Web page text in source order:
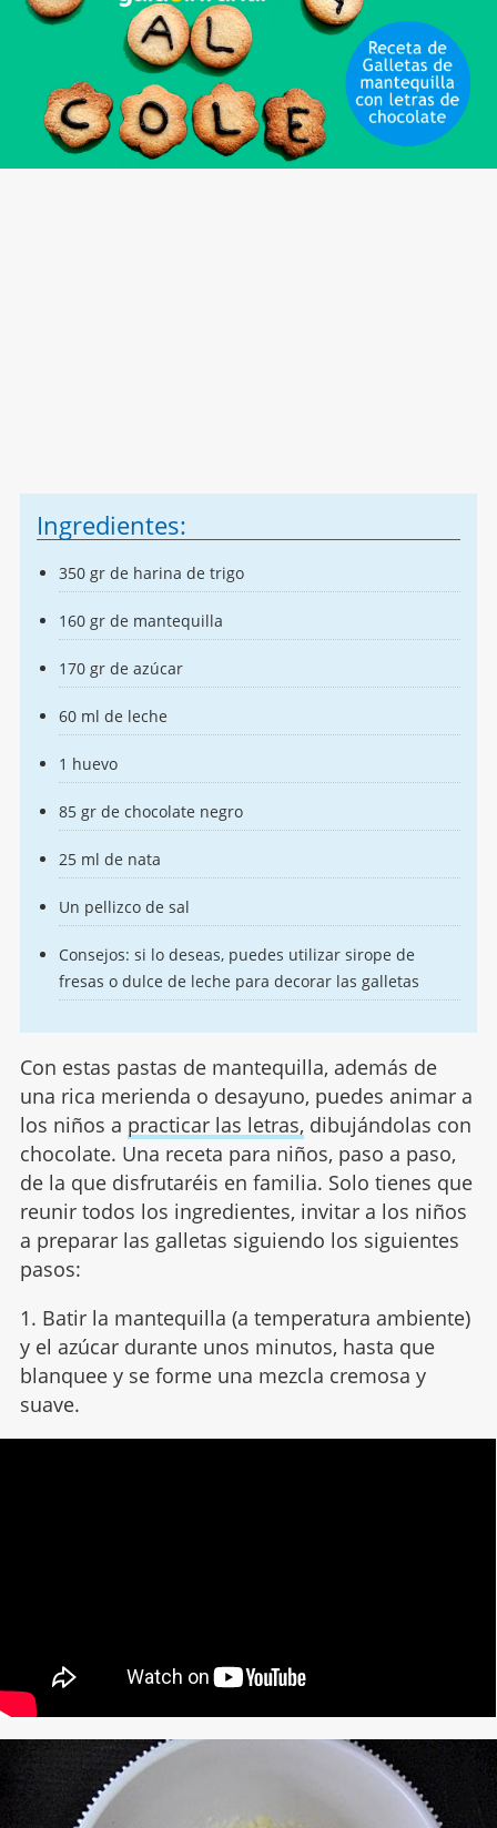
Ingredientes:
350 gr de harina de trigo
160 gr de mantequilla
170 gr de azúcar
60 ml de leche
1 huevo
85 gr de chocolate negro
25 ml de nata
Un pellizco de sal
Consejos: si lo deseas, puedes utilizar sirope de
fresas o dulce de leche para decorar las galletas
Con estas pastas de mantequilla, además de
una rica merienda o desayuno, puedes animar a
los niños a practicar las letras, dibujándolas con
chocolate. Una receta para niños, paso a paso,
de la que disfrutaréis en familia. Solo tienes que
reunir todos los ingredientes, invitar a los niños
a preparar las galletas siguiendo los siguientes
pasos:
1. Batir la mantequilla (a temperatura ambiente)
y el azúcar durante unos minutos, hasta que
blanquee y se forme una mezcla cremosa y
suave.